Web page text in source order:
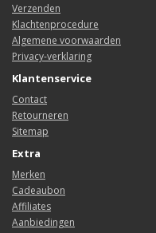
Verzenden
Klachtenprocedure
Algemene voorwaarden
Privacy-verklaring
Klantenservice
Contact
Retourneren
Sitemap
Extra
Merken
Cadeaubon
Affiliates
Aanbiedingen